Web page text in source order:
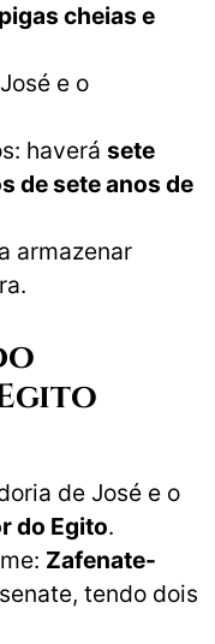
cheias e
e o
haverá sete
de sete anos de
armazenar
de José e o
do Egito.
Zafenate-
tendo dois